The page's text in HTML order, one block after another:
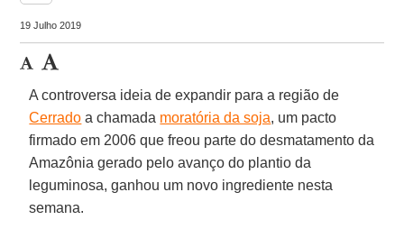
19 Julho 2019
A controversa ideia de expandir para a região de
Cerrado a chamada moratória da soja, um pacto
firmado em 2006 que freou parte do desmatamento da
Amazônia gerado pelo avanço do plantio da
leguminosa, ganhou um novo ingrediente nesta
semana.